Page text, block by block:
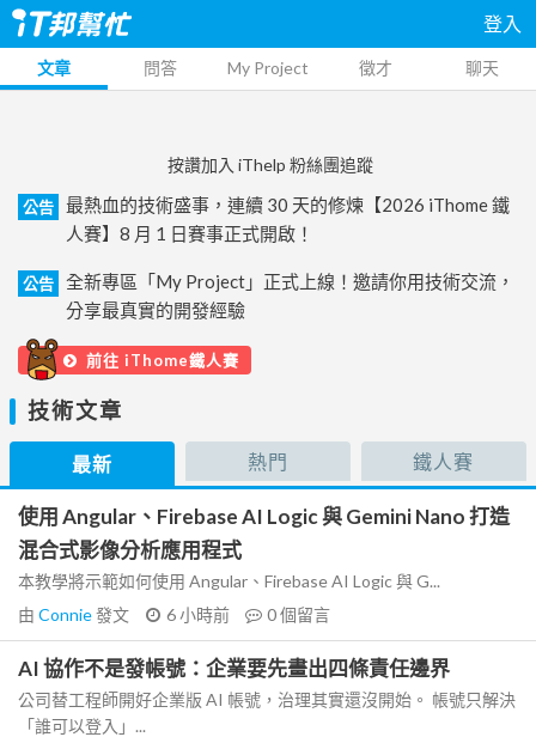
登入
文章 問答 My Project 徵才 聊天
按讚加入 iThelp 粉絲團追蹤
公告
最熱血的技術盛事，連續 30 天的修煉【2026 iThome 鐵
人賽】8 月 1 日賽事正式開啟！
公告
全新專區「My Project」正式上線！邀請你用技術交流，
分享最真實的開發經驗
前往 iThome鐵人賽
技術文章
最新 熱門 鐵人賽
使用 Angular、Firebase AI Logic 與 Gemini Nano 打造
混合式影像分析應用程式
本教學將示範如何使用 Angular、Firebase AI Logic 與 G...
由 Connie發文 6 小時前 0個留言
AI 協作不是發帳號：企業要先畫出四條責任邊界
公司替工程師開好企業版 AI 帳號，治理其實還沒開始。 帳號只解決
「誰可以登入」...